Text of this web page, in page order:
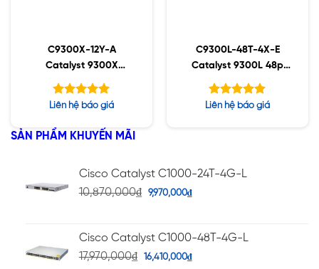
C9300X-12Y-A
Catalyst 9300X
12x25G Fiber Ports,
modular uplink Switch
Được xếp
5 sao
Liên hệ báo giá
C9300L-48T-4X-E
Catalyst 9300L 48p
data, Network
Essentials ,4x10G
Uplink
Được xếp
Liên hệ báo giá
SẢN PHẨM KHUYẾN MÃI
Cisco Catalyst C1000-24T-4G-L
10,870,000₫ 9,970,000₫
Cisco Catalyst C1000-48T-4G-L
17,970,000₫ 16,410,000₫